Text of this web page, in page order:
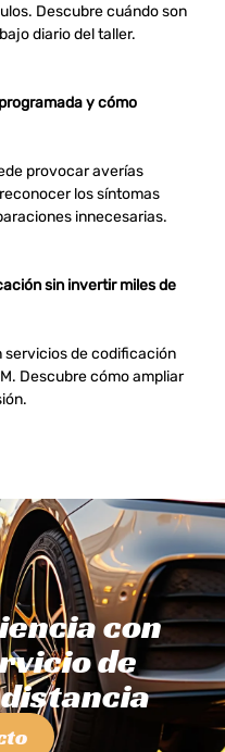
Descubre cuándo son
diario del taller.
y cómo
provocar averías
los síntomas
innecesarias.
sin invertir miles de
servicios de codificación
Descubre cómo ampliar
con
de